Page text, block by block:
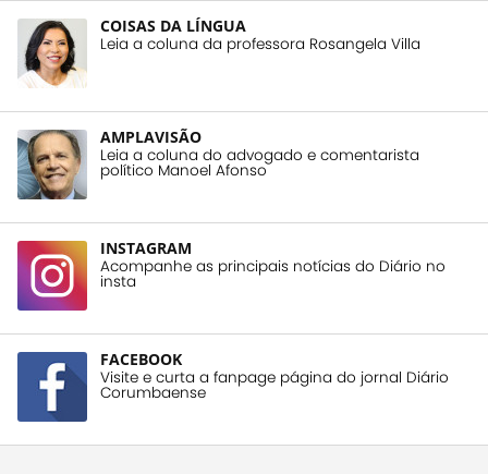
COISAS DA LÍNGUA
Leia a coluna da professora Rosangela Villa
AMPLAVISÃO
Leia a coluna do advogado e comentarista
político Manoel Afonso
INSTAGRAM
Acompanhe as principais notícias do Diário no
insta
FACEBOOK
Visite e curta a fanpage página do jornal Diário
Corumbaense